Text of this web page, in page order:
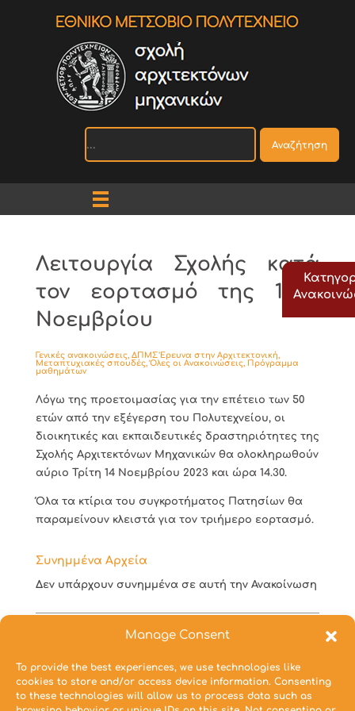
Manage Consent
To provide the best experiences, we use technologies like
cookies to store and/or access device information. Consenting
to these technologies will allow us to process data such as
Αναζήτηση
Λειτουργία Σχολής κατά
τον εορτασμό της 17ης
Νοεμβρίου
Γενικές ανακοινώσεις, ΔΠΜΣ Έρευνα στην Αρχιτεκτονική,
Μεταπτυχιακές σπουδές,Όλες οι Ανακοινώσεις, Πρόγραμμα
μαθημάτων
Λόγω της προετοιμασίας για την επέτειο των 50
ετών από την εξέγερση του Πολυτεχνείου, οι
διοικητικές και εκπαιδευτικές δραστηριότητες της
Σχολής Αρχιτεκτόνων Μηχανικών θα ολοκληρωθούν
αύριο Τρίτη 14 Νοεμβρίου 2023 και ώρα 14.30.
Όλα τα κτίρια του συγκροτήματος Πατησίων θα
παραμείνουν κλειστά για τον τριήμερο εορτασμό.
Συνημμένα Αρχεία
Δεν υπάρχουν συνημμένα σε αυτή την Ανακοίνωση
13/11/2023